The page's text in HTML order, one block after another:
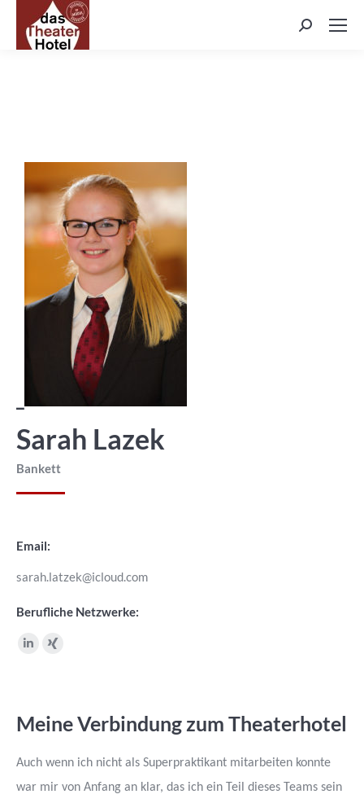
Search:
Sarah Lazek
Bankett
Email:
sarah.latzek@icloud.com
Berufliche Netzwerke:
Linkedin
in
window
XING
window
Meine Verbindung zum Theaterhotel
Auch wenn ich nicht als Superpraktikant mitarbeiten konnte
war mir von Anfang an klar, das ich ein Teil dieses Teams sein